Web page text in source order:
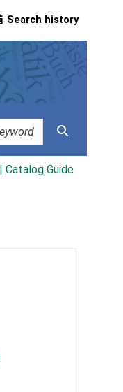
Search history
Catalog Guide